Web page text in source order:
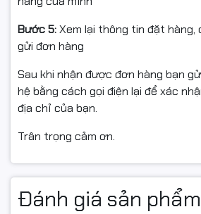
Máy tự động chuyển sang chế độ
động và khởi động lại nhanh khi có
🔹 4. Kết nối đa
linh hoạt
hệ thống mạng nội bộ.
Người dùng có thể in từ nhiều máy
Bước 5:Xem lại thông tin đặt hàng,
gửi đơn hàng
Sau khi nhận được đơn hàng bạn
hệ bằng cách gọi điện lại để xác
địa chỉ của bạn.
Trân trọng cảm ơn.
Đánh giá sản phẩm